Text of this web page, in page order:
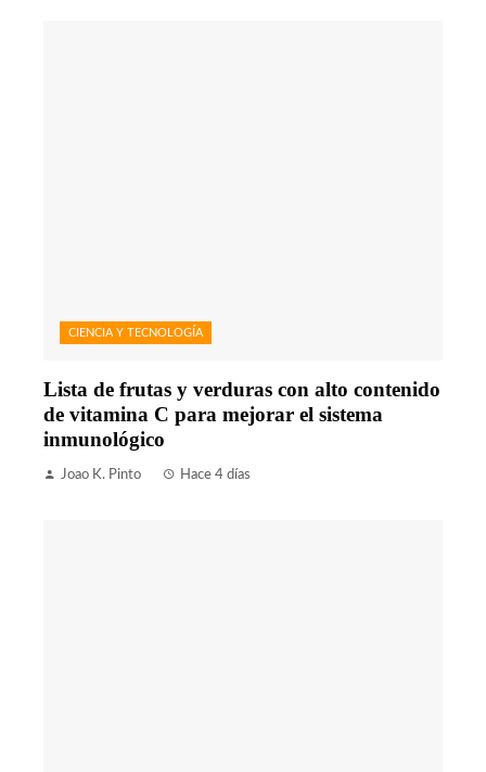
CIENCIA Y TECNOLOGÍA
Lista de frutas y verduras con alto contenido
de vitamina C para mejorar el sistema
inmunológico
Joao K. Pinto Hace 4 días